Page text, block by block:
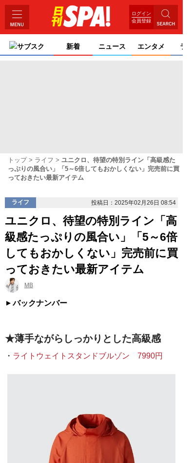
ログイン
会員登録
サブスク 新着 ニュース エンタメ ライ
トップ ライフ
ユニクロ、待望の特別ライン「高級感た
っぷりの風合い」「5～6倍してもおかしくない」完売前に買
っておきたい最新アイテム
ライフ 投稿日：2025年02月26日 08:54
ユニクロ、待望の特別ライン「高
級感たっぷりの風合い」「5～6倍
してもおかしくない」完売前に買
っておきたい最新アイテム
MB
バックナンバー
★薄手ながらしっかりとした高級感
・ ライトウェイトスタンドブルゾン 7990円